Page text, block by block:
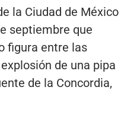
la Ciudad de México
septiembre que
figura entre las
de una pipa
de la Concordia,